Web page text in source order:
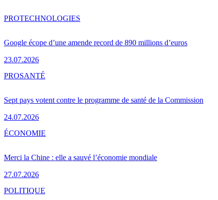
Google écope d’une amende record de 890 millions d’euros
23.07.2026
PROTECHNOLOGIES
Sept pays votent contre le programme de santé de la Commission
24.07.2026
PROSANTÉ
Merci la Chine : elle a sauvé l’économie mondiale
27.07.2026
ÉCONOMIE
POLITIQUE